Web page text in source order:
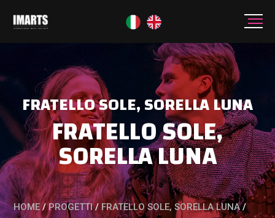
FRATELLO SOLE, SORELLA LUNA
FRATELLO SOLE,
SORELLA LUNA
HOME / PROGETTI / FRATELLO SOLE, SORELLA LUNA /